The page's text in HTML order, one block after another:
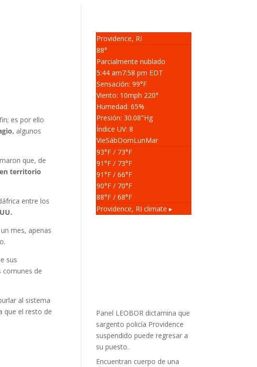
es por ello
algunos
que, de
territorio
entre los
mes, apenas
sus
comunes de
al sistema
que el resto de
Providence, RI
88°
Parcialmente nublado
5:44 am7:58 pm EDT
Sensación: 99°F
Viento: 10mph 220°
Humedad: 65%
Presión: 30.08"Hg
Índice UV: 8
VieSábDomLunMar
93°F / 73°F
91°F / 73°F
91°F / 66°F
90°F / 70°F
88°F / 68°F
Providence, RI climate ▸
Panel LEOBOR dictamina que
sargento policía Providence
suspendido puede regresar a
su puesto.
Encuentran cuerpo de una